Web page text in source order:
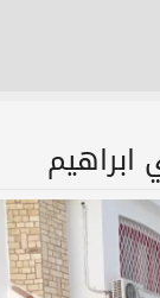
ابراهيم